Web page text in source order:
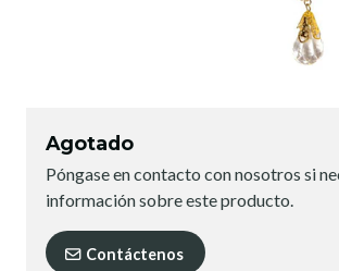
Agotado
Póngase en contacto con nosotros si
información sobre este producto.
Contáctenos